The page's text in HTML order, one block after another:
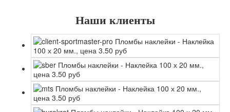
Наши клиенты